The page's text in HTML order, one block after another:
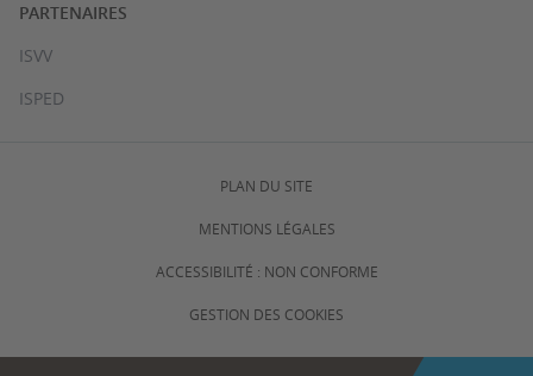
PARTENAIRES
ISVV
ISPED
PLAN DU SITE
MENTIONS LÉGALES
ACCESSIBILITÉ : NON CONFORME
GESTION DES COOKIES